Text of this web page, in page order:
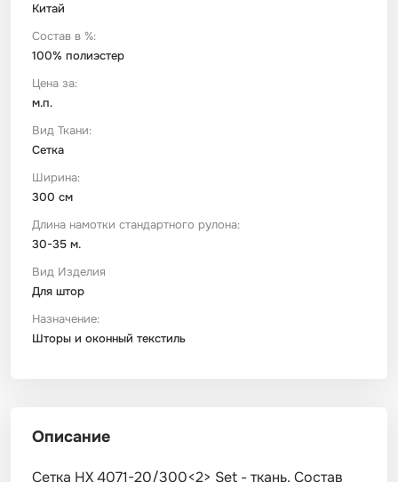
Китай
Состав в %:
100% полиэстер
Цена за:
м.п.
Вид Ткани:
Сетка
Ширина:
300 см
Длина намотки стандартного рулона:
30-35 м.
Вид Изделия
Для штор
Назначение:
Шторы и оконный текстиль
Описание
Сетка HX 4071-20/300<2> Set - ткань. Состав
Штапель